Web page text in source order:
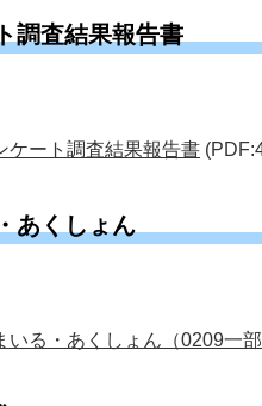
調査結果報告書
ケート調査結果報告書
あくしょん
いる・あくしょん（0209一部